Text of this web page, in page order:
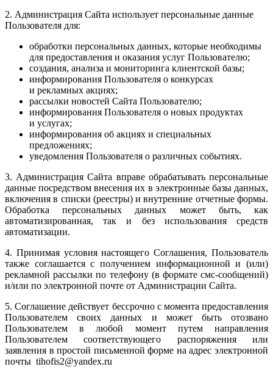
2. Администрация Сайта использует персональные данные
Пользователя для:
обработки персональных данных, которые необходимы
для предоставления и оказания услуг Пользователю;
создания, анализа и мониторинга клиентской базы;
информирования Пользователя о конкурсах
и рекламных акциях;
рассылки новостей Сайта Пользователю;
информирования Пользователя о новых продуктах
и услугах;
информирования об акциях и специальных
предложениях;
уведомления Пользователя о различных событиях.
3. Администрация Сайта вправе обрабатывать персональные
данные посредством внесения их в электронные базы данных,
включения в списки (реестры) и внутренние отчетные формы.
Обработка персональных данных может быть, как
автоматизированная, так и без использования средств
автоматизации.
4. Принимая условия настоящего Соглашения, Пользователь
также соглашается с получением информационной и (или)
рекламной рассылки по телефону (в формате смс-сообщений)
и/или по электронной почте от Администрации Сайта.
5. Соглашение действует бессрочно с момента предоставления
Пользователем своих данных и может быть отозвано
Пользователем в любой момент путем направления
Пользователем соответствующего распоряжения или
заявления в простой письменной форме на адрес электронной
почты tihofis2@yandex.ru